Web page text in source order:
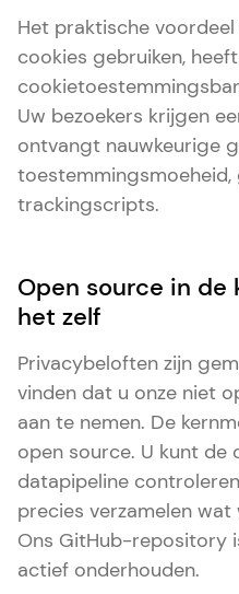
Het praktische
cookies gebruiken,
Uw bezoekers krijgen
ontvangt nauwkeurige
trackingscripts.
Open source in
het zelf
Privacybeloften zijn
vinden dat u onze niet
aan te nemen. De
open source. U kunt de
datapipeline
precies verzamelen
Ons GitHub-repository
actief onderhouden.